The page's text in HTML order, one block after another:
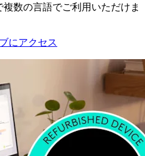
数の言語でご利用いただけま
にアクセス